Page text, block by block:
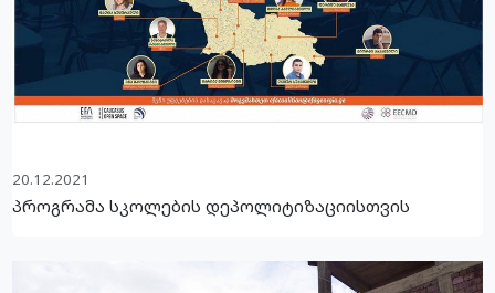
20.12.2021
პროგრამა სკოლების დეპოლიტიზაციისთვის